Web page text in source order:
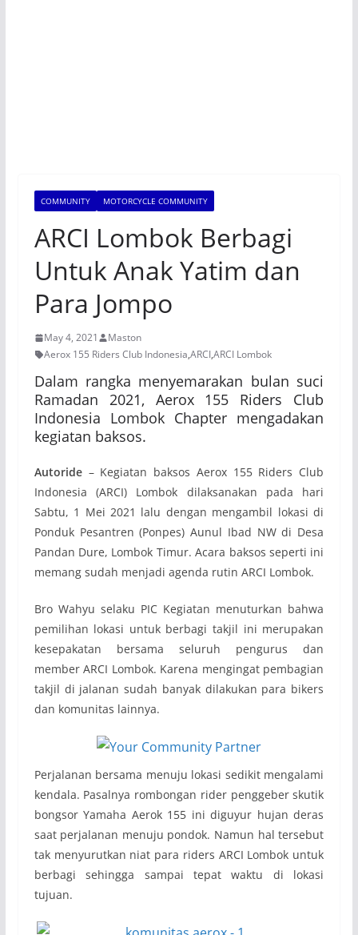
COMMUNITY MOTORCYCLE COMMUNITY
ARCI Lombok Berbagi
Untuk Anak Yatim dan
Para Jompo
May 4, 2021
Maston
Aerox 155 Riders Club Indonesia,ARCI,ARCI Lombok
Dalam rangka menyemarakan bulan suci
Ramadan 2021, Aerox 155 Riders Club
Indonesia Lombok Chapter mengadakan
kegiatan baksos.
Autoride– Kegiatan baksos Aerox 155 Riders Club
Indonesia (ARCI) Lombok dilaksanakan pada hari
Sabtu, 1 Mei 2021 lalu dengan mengambil lokasi di
Ponduk Pesantren (Ponpes) Aunul Ibad NW di Desa
Pandan Dure, Lombok Timur. Acara baksos seperti ini
memang sudah menjadi agenda rutin ARCI Lombok.
Bro Wahyu selaku PIC Kegiatan menuturkan bahwa
pemilihan lokasi untuk berbagi takjil ini merupakan
kesepakatan bersama seluruh pengurus dan
member ARCI Lombok. Karena mengingat pembagian
takjil di jalanan sudah banyak dilakukan para bikers
dan komunitas lainnya.
Perjalanan bersama menuju lokasi sedikit mengalami
kendala. Pasalnya rombongan rider penggeber skutik
bongsor Yamaha Aerok 155 ini diguyur hujan deras
saat perjalanan menuju pondok. Namun hal tersebut
tak menyurutkan niat para riders ARCI Lombok untuk
berbagi sehingga sampai tepat waktu di lokasi
tujuan.